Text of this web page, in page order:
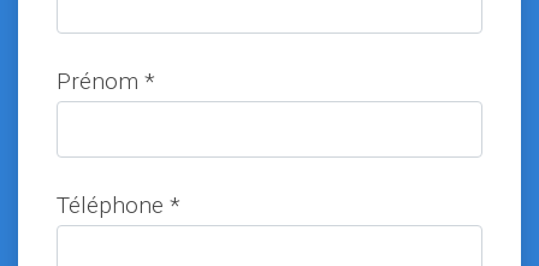
Prénom *
Téléphone *